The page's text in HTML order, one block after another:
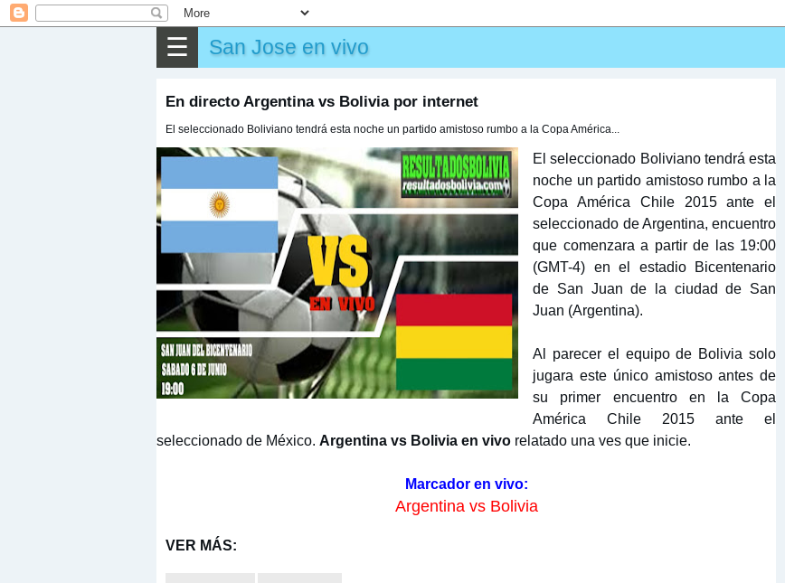
☰ San Jose en vivo
En directo Argentina vs Bolivia por internet
El seleccionado Boliviano tendrá esta noche un partido amistoso rumbo a la Copa América...
El seleccionado Boliviano tendrá esta
noche un partido amistoso rumbo a la
Copa América Chile 2015 ante el
seleccionado de Argentina, encuentro
que comenzara a partir de las 19:00
(GMT-4) en el estadio Bicentenario
de San Juan de la ciudad de San
Juan (Argentina).
Al parecer el equipo de Bolivia solo
jugara este único amistoso antes de
su primer encuentro en la Copa
América Chile 2015 ante el
seleccionado de México. Argentina vs Bolivia en vivo relatado una ves que inicie.
Marcador en vivo:
Argentina vs Bolivia
VER MÁS:
✎ Otros